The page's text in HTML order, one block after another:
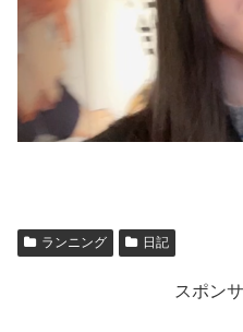
ランニング 日記
スポン